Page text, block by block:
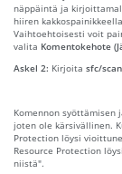
näppäintä ja
hiiren
Vaihtoehtoisesti voit
valita Komentokehote
Askel 2: Kirjoita sfc/
Komennon syöttämisen
joten ole kärsivällinen.
Protection löysi
Resource Protection
niistä".